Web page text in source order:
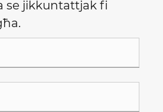
se jikkuntattjak fi